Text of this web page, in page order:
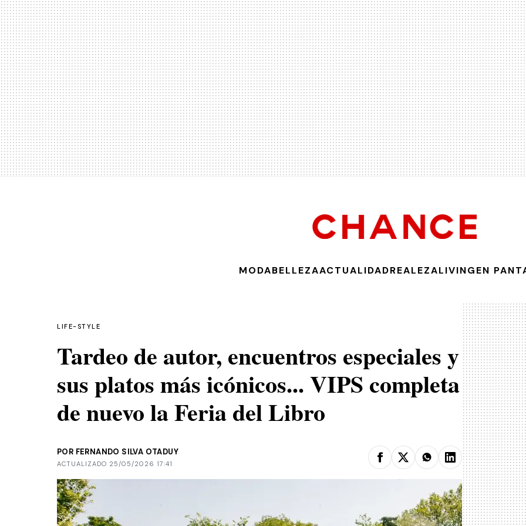
MODABELLEZAACTUALIDADREALEZALIVINGEN
LIFE-STYLE
Tardeo de autor, encuentros especiales y
sus platos más icónicos... VIPS completa
de nuevo la Feria del Libro
POR FERNANDO SILVA OTADUY
ACTUALIZADO 25/05/2026 17:41